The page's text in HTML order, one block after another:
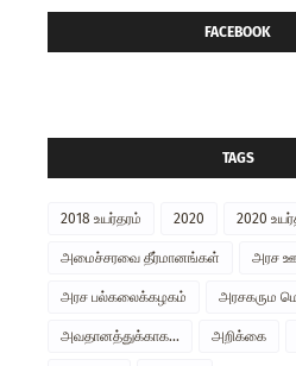
FACEBOOK
TAGS
2018 உயர்தரம் 2020 2020
அமைச்சரவை தீர்மானங்கள் அரச
அரச பல்கலைக்கழகம் அரசகரும
அவதானத்துக்காக... அறிக்கை